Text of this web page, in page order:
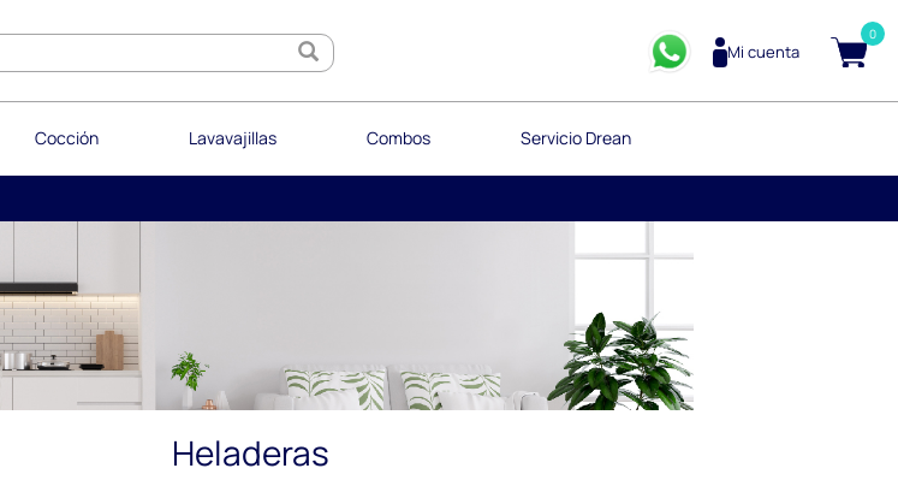
Mi cuenta
0
Cocción Lavavajillas Combos Servicio Drean
Heladeras